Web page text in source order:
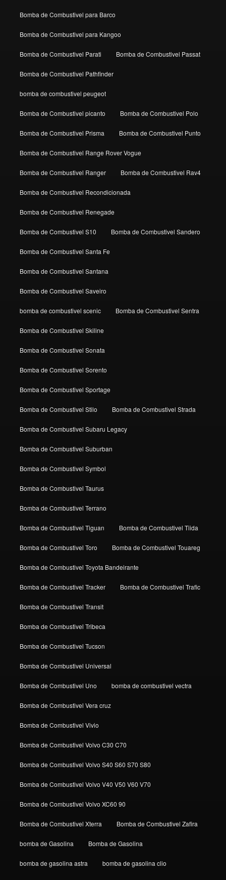
Bomba de Combustivel para Barco
Bomba de Combustivel para Kangoo
Bomba de Combustivel Parati Bomba de Combustivel Passat
Bomba de Combustivel Pathfinder
bomba de combustivel peugeot
Bomba de Combustivel picanto Bomba de Combustivel Polo
Bomba de Combustivel Prisma Bomba de Combustivel Punto
Bomba de Combustivel Range Rover Vogue
Bomba de Combustivel Ranger Bomba de Combustivel Rav4
Bomba de Combustivel Recondicionada
Bomba de Combustivel Renegade
Bomba de Combustivel S10 Bomba de Combustivel Sandero
Bomba de Combustivel Santa Fe
Bomba de Combustivel Santana
Bomba de Combustivel Saveiro
bomba de combustivel scenic Bomba de Combustivel Sentra
Bomba de Combustivel Skiline
Bomba de Combustivel Sonata
Bomba de Combustivel Sorento
Bomba de Combustivel Sportage
Bomba de Combustivel Stilo Bomba de Combustivel Strada
Bomba de Combustivel Subaru Legacy
Bomba de Combustivel Suburban
Bomba de Combustivel Symbol
Bomba de Combustivel Taurus
Bomba de Combustivel Terrano
Bomba de Combustivel Tiguan Bomba de Combustivel Tiida
Bomba de Combustivel Toro Bomba de Combustivel Touareg
Bomba de Combustivel Toyota Bandeirante
Bomba de Combustivel Tracker Bomba de Combustivel Trafic
Bomba de Combustivel Transit
Bomba de Combustivel Tribeca
Bomba de Combustivel Tucson
Bomba de Combustivel Universal
Bomba de Combustivel Uno bomba de combustivel vectra
Bomba de Combustivel Vera cruz
Bomba de Combustivel Vivio
Bomba de Combustivel Volvo C30 C70
Bomba de Combustivel Volvo S40 S60 S70 S80
Bomba de Combustivel Volvo V40 V50 V60 V70
Bomba de Combustivel Volvo XC60 90
Bomba de Combustivel Xterra Bomba de Combustivel Zafira
bomba de Gasolina Bomba de Gasolina
bomba de gasolina astra bomba de gasolina clio